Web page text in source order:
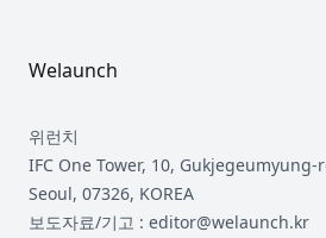
Welaunch
위런치
IFC One Tower, 10,
Seoul, 07326, KOREA
보도자료/기고 : editor@welaunch.kr